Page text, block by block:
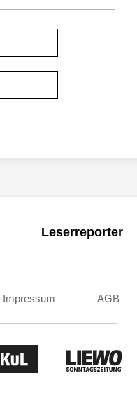
Leserreporter
Impressum AGB